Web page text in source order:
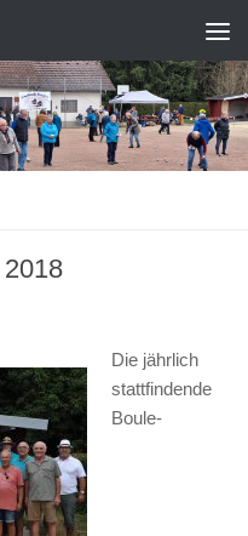
Die jährlich
stattfindende
Boule-